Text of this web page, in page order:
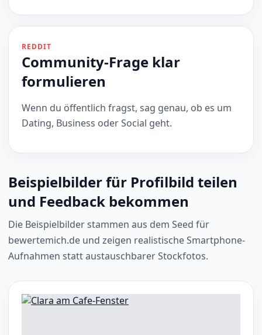
REDDIT
Community-Frage klar
formulieren
Wenn du öffentlich fragst, sag genau, ob es um
Dating, Business oder Social geht.
Beispielbilder für Profilbild teilen
und Feedback bekommen
Die Beispielbilder stammen aus dem Seed für
bewertemich.de und zeigen realistische Smartphone-
Aufnahmen statt austauschbarer Stockfotos.